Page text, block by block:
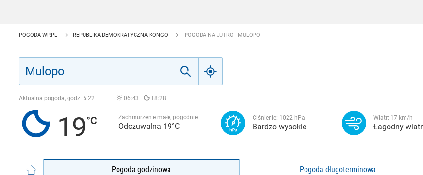
POGODA WP.PL REPUBLIKA DEMOKRATYCZNA KONGO POGODA NA JUTRO - MULOPO
Aktualna pogoda, godz. 5:22 06:43 18:28
19 Zachmurzenie małe, pogodnie
Odczuwalna 19°C
Ciśnienie: 1022 hPa
Bardzo wysokie
Wiatr: 17 km/h
Łagodny wiatr
Pogoda godzinowa Pogoda długoterminowa